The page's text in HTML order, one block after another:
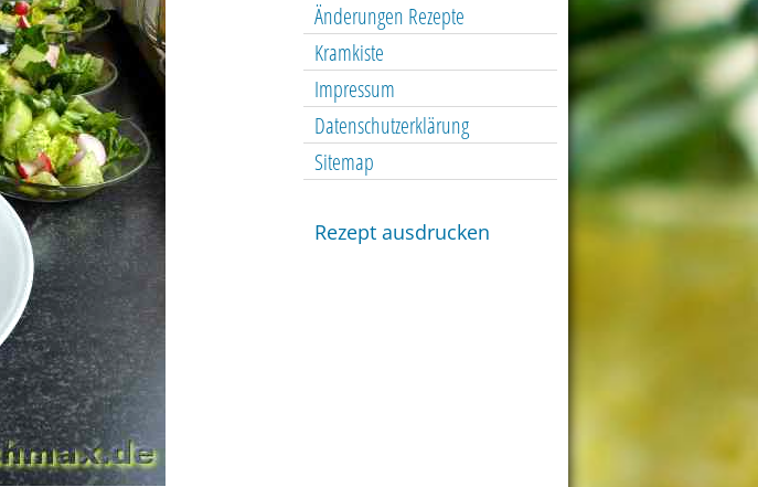
Änderungen Rezepte
Kramkiste
Impressum
Datenschutzerklärung
Sitemap
Rezept ausdrucken